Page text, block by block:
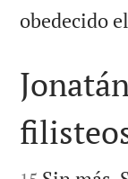
obedecido